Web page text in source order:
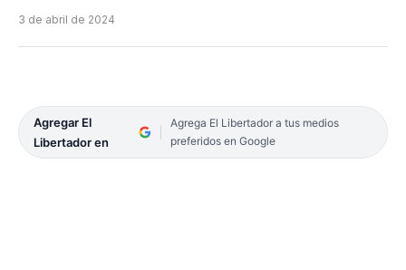
3 de abril de 2024
Agregar El
Libertador en
Agrega El Libertador a tus medios
preferidos en Google